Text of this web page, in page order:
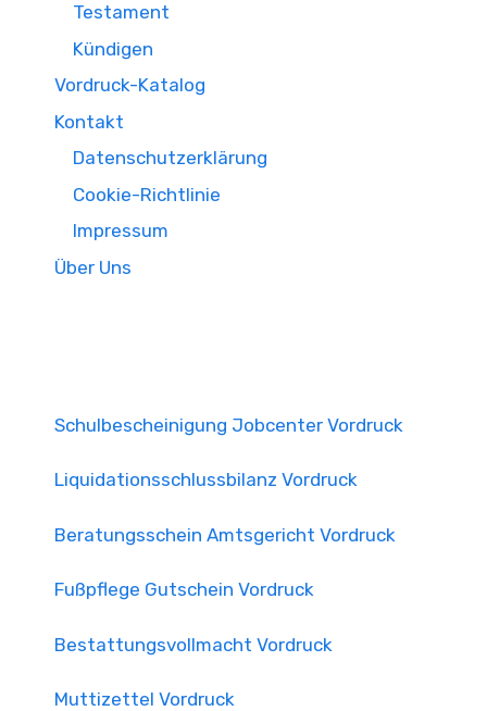
Testament
Kündigen
Vordruck-Katalog
Kontakt
Datenschutzerklärung
Cookie-Richtlinie
Impressum
Über Uns
Schulbescheinigung Jobcenter Vordruck
Liquidationsschlussbilanz Vordruck
Beratungsschein Amtsgericht Vordruck
Fußpflege Gutschein Vordruck
Bestattungsvollmacht Vordruck
Muttizettel Vordruck